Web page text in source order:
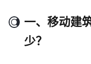
一、移动建
少？